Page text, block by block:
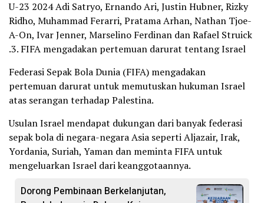
U-23 2024 Adi Satryo, Ernando Ari, Justin Hubner, Rizky
Ridho, Muhammad Ferarri, Pratama Arhan, Nathan Tjoe-
A-On, Ivar Jenner, Marselino Ferdinan dan Rafael Struick
.3. FIFA mengadakan pertemuan darurat tentang Israel
Federasi Sepak Bola Dunia (FIFA) mengadakan
pertemuan darurat untuk memutuskan hukuman Israel
atas serangan terhadap Palestina.
Usulan Israel mendapat dukungan dari banyak federasi
sepak bola di negara-negara Asia seperti Aljazair, Irak,
Yordania, Suriah, Yaman dan meminta FIFA untuk
mengeluarkan Israel dari keanggotaannya.
Dorong Pembinaan Berkelanjutan,